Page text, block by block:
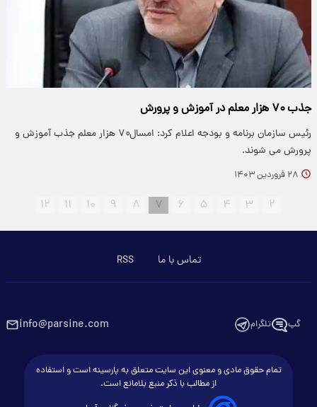
جذب ۷۰ هزار معلم در آموزش و پرورش
رئیس سازمان برنامه و بودجه اعلام کرد: امسال۷۰ هزار معلم جذب آموزش و
پرورش می شوند.
۲۸ فروردین ۱۴۰۳
۲ ۳ ۴ ۵ ۶ ۷ ۸ ۹ ۱۰ ۱۱ ۱۲
تماس با ما RSS
گپ تلگرام info@parsine.com
تمام حقوق مادی و معنوی این سایت متعلق به پارسینه است و استفاده
از مطالب با ذکر منبع بلامانع است.